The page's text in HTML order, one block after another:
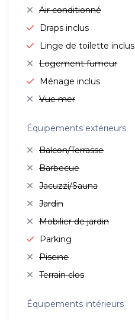
Air conditionné
Draps inclus
Linge de toilette inclus
Logement fumeur
Ménage inclus
Vue mer
Équipements extérieurs
Balcon/Terrasse
Barbecue
Jacuzzi/Sauna
Jardin
Mobilier de jardin
Parking
Piscine
Terrain clos
Équipements intérieurs